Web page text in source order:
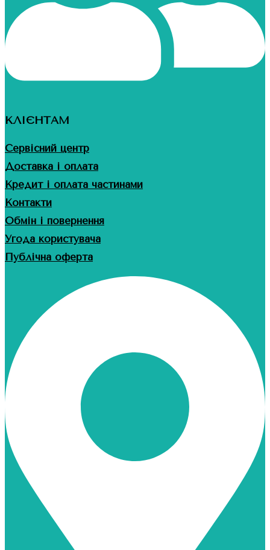
КЛІЄНТАМ
Сервісний центр
Доставка і оплата
Кредит і оплата частинами
Контакти
Обмін і повернення
Угода користувача
Публічна оферта